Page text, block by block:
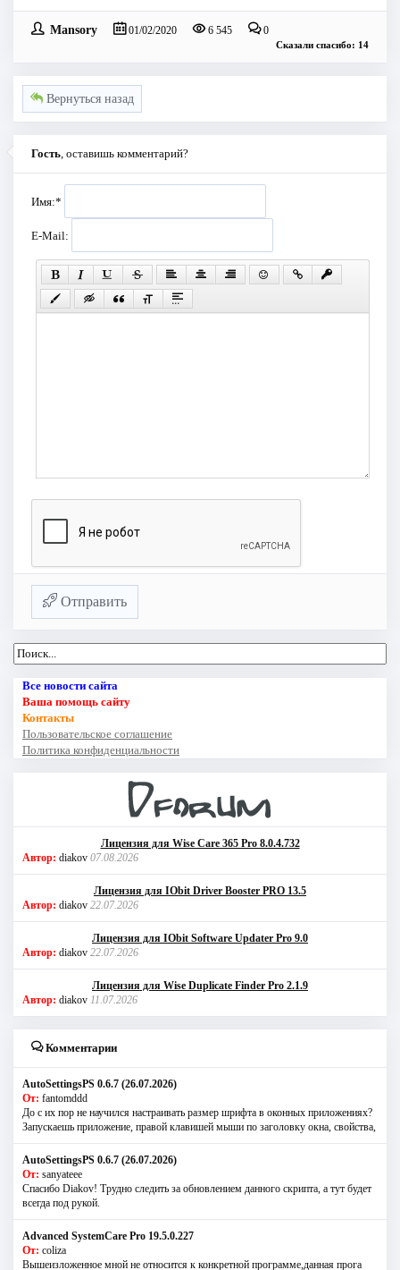
Mansory 01/02/2020 6 545 0
Сказали спасибо: 14
Вернуться назад
Гость , оставишь комментарий?
Имя:*
E-Mail:
Отправить
Все новости сайта
Ваша помощь сайту
Контакты
Пользовательское соглашение
Политика конфиденциальности
Лицензия для Wise Care 365 Pro 8.0.4.732
Автор: diakov 07.08.2026
Лицензия для IObit Driver Booster PRO 13.5
Автор: diakov 22.07.2026
Лицензия для IObit Software Updater Pro 9.0
Автор: diakov 22.07.2026
Лицензия для Wise Duplicate Finder Pro 2.1.9
Автор: diakov 11.07.2026
Комментарии
AutoSettingsPS 0.6.7 (26.07.2026)
От: fantomddd
До с их пор не научился настраивать размер шрифта в оконных приложениях?
Запускаешь приложение, правой клавишей мыши по заголовку окна, свойства,
AutoSettingsPS 0.6.7 (26.07.2026)
От: sanyateee
Спасибо Diakov! Трудно следить за обновлением данного скрипта, а тут будет
всегда под рукой.
Advanced SystemCare Pro 19.5.0.227
От: coliza
Вышеизложенное мной не относится к конкретной программе,данная прога